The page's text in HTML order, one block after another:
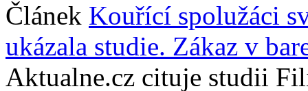
Článek Kouřící spolužáci
ukázala studie. Zákaz v
Aktualne.cz cituje studii